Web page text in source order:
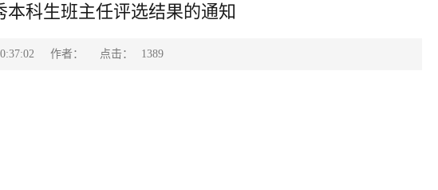
本科生班主任评选结果的通知
作者： 点击： 1389